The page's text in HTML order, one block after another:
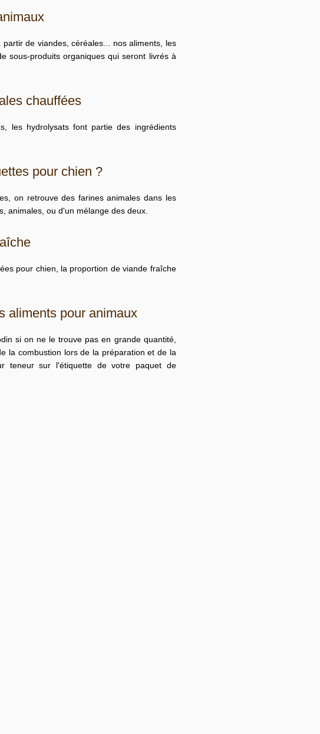
de viandes, céréales... nos aliments, les
sous-produits organiques qui seront livrés à
chauffées
les hydrolysatsfont partie des ingrédients
pour chien ?
on retrouve des farines animales dans les
animales, ou d'un mélange des deux.
pour chien, la proportion deviande fraîche
aliments pour animaux
si on ne le trouve pas en grande quantité,
la combustion lors de la préparation et de la
teneur sur l'étiquette de votre paquet de